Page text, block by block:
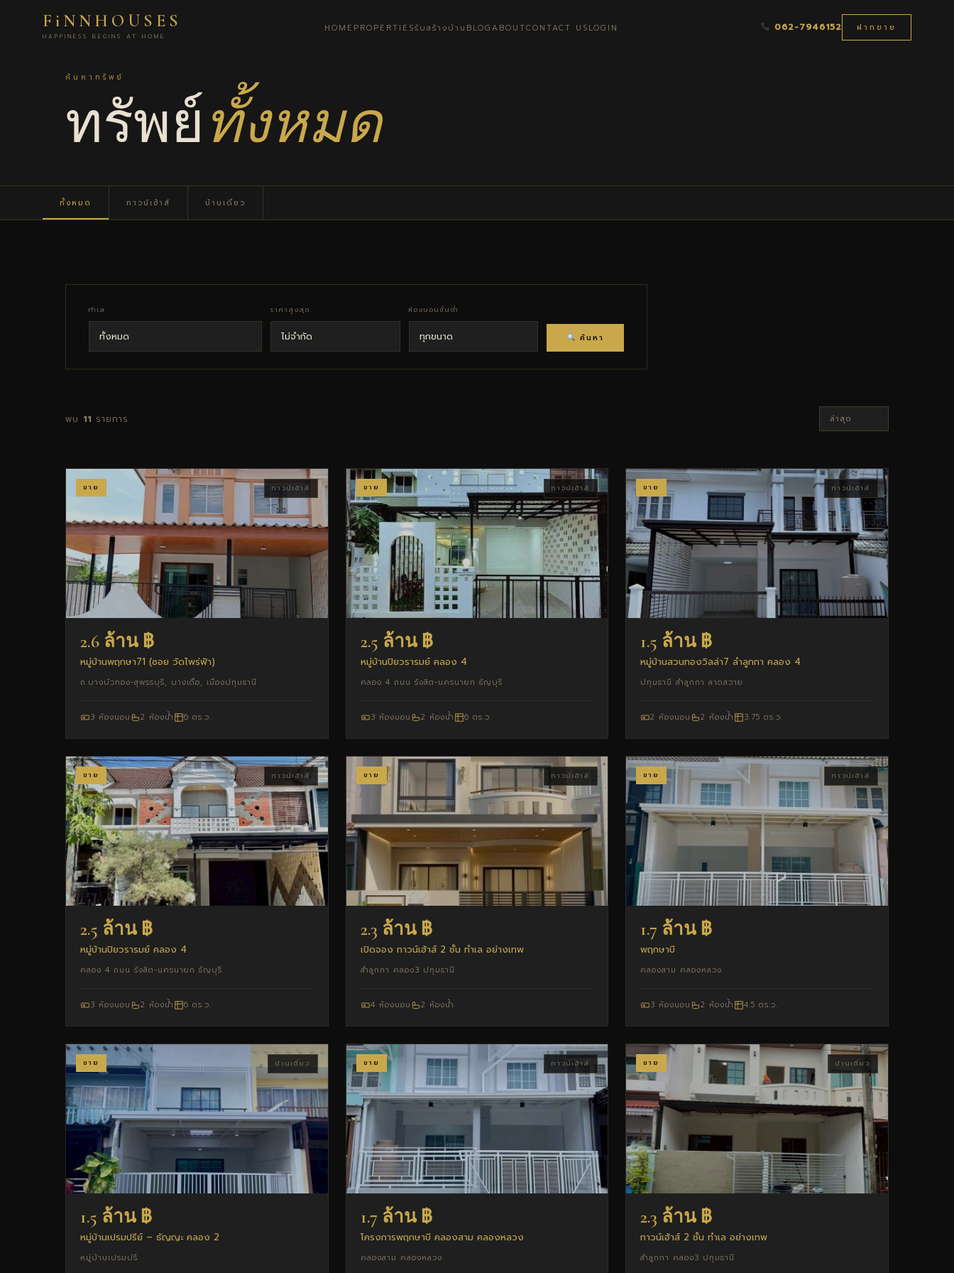
FiNNHOUSES
HAPPINESS BEGINS AT HOME
HOME PROPERTIESรับสร้างบ้าน BLOGABOUTCONTACT USLOGIN 062-7946152 ฝากขาย
ค้นหาทรัพย์
ทรัพย์ทั้งหมด
ทั้งหมด ทาวน์เฮ้าส์ บ้านเดี่ยว
ทำเล ราคาสูงสุด ห้องนอนขั้นต่ำ
ค้นหา
พบ 11 รายการ
ขาย ทาวน์เฮ้าส์
2.6 ล้าน ฿
หมู่บ้านพฤกษา71 (ซอย วัดไพร่ฟ้า)
ถ.บางบัวทอง-สุพรรบุรี, บางเดื่อ, เมืองปทุมธานี
3 ห้องนอน 2 ห้องน้ำ 6 ตร.ว.
ขาย ทาวน์เฮ้าส์
2.5 ล้าน ฿
หมู่บ้านปิยวรารมย์ คลอง 4
คลอง 4 ถนน รังสิต-นครนายก ธัญบุรี
3 ห้องนอน 2 ห้องน้ำ 6 ตร.ว.
ขาย ทาวน์เฮ้าส์
1.5 ล้าน ฿
หมู่บ้านสวนทองวิลล่า7 ลำลูกกา คลอง 4
ปทุมธานี ลำลูกกา ลาดสวาย
2 ห้องนอน 2 ห้องน้ำ 3.75 ตร.ว.
ขาย ทาวน์เฮ้าส์
2.5 ล้าน ฿
หมู่บ้านปิยวรารมย์ คลอง 4
คลอง 4 ถนน รังสิต-นครนายก ธัญบุรี
3 ห้องนอน 2 ห้องน้ำ 6 ตร.ว.
ขาย ทาวน์เฮ้าส์
2.3 ล้าน ฿
เปิดจอง ทาวน์เฮ้าส์ 2 ชั้น ทำเล อย่างเทพ
ลำลูกกา คลอง3 ปทุมธานี
4 ห้องนอน 2 ห้องน้ำ
ขาย ทาวน์เฮ้าส์
1.7 ล้าน ฿
พฤกษาบี
คลองสาม คลองหลวง
3 ห้องนอน 2 ห้องน้ำ 4.5 ตร.ว.
ขาย บ้านเดี่ยว
1.5 ล้าน ฿
หมู่บ้านเปรมปรีย์ – ธัญญะ คลอง 2
หมู่บ้านเปรมปรี
ขาย ทาวน์เฮ้าส์
1.7 ล้าน ฿
โครงการพฤกษาบี คลองสาม คลองหลวง
คลองสาม คลองหลวง
ขาย บ้านเดี่ยว
2.3 ล้าน ฿
ทาวน์เฮ้าส์ 2 ชั้น ทำเล อย่างเทพ
ลำลูกกา คลอง3 ปทุมธานี